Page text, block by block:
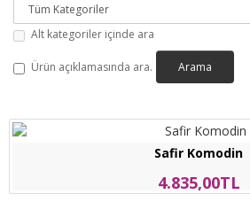
Alt kategoriler içinde ara
Ürün açıklamasında ara.
Safir Komodin
4.835,00TL